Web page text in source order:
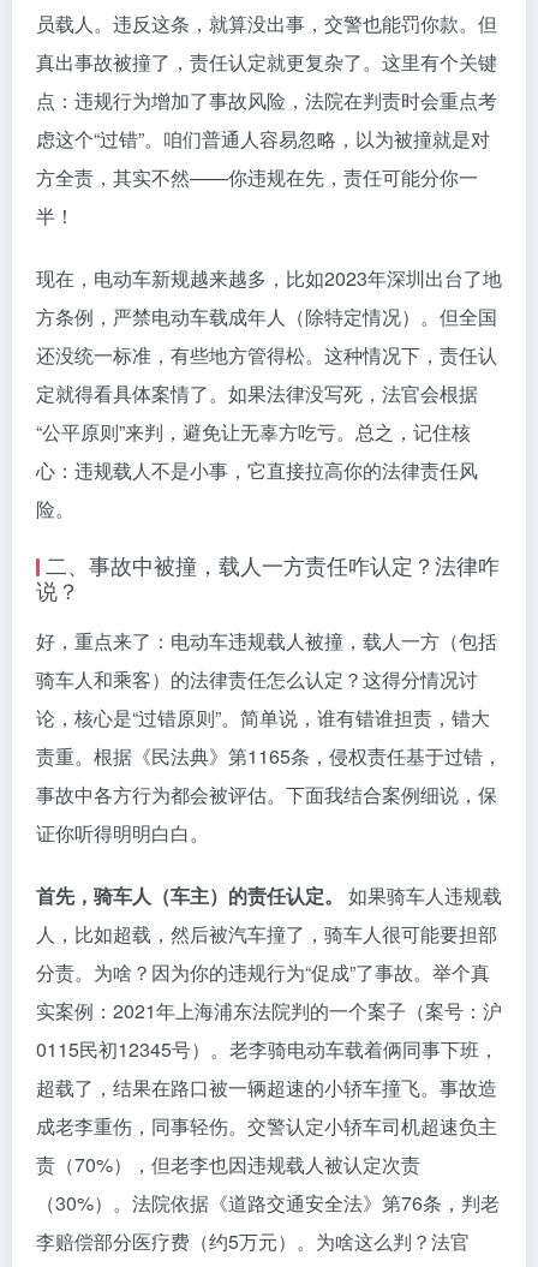
员载人。违反这条，就算没出事，交警也能罚你款。但
真出事故被撞了，责任认定就更复杂了。这里有个关键
点：违规行为增加了事故风险，法院在判责时会重点考
虑这个“过错”。咱们普通人容易忽略，以为被撞就是对
方全责，其实不然——你违规在先，责任可能分你一
半！
现在，电动车新规越来越多，比如2023年深圳出台了地
方条例，严禁电动车载成年人（除特定情况）。但全国
还没统一标准，有些地方管得松。这种情况下，责任认
定就得看具体案情了。如果法律没写死，法官会根据
“公平原则”来判，避免让无辜方吃亏。总之，记住核
心：违规载人不是小事，它直接拉高你的法律责任风
险。
二、事故中被撞，载人一方责任咋认定？法律咋
说？
好，重点来了：电动车违规载人被撞，载人一方（包括
骑车人和乘客）的法律责任怎么认定？这得分情况讨
论，核心是“过错原则”。简单说，谁有错谁担责，错大
责重。根据《民法典》第1165条，侵权责任基于过错，
事故中各方行为都会被评估。下面我结合案例细说，保
证你听得明明白白。
首先，骑车人（车主）的责任认定。
如果骑车人违规载
人，比如超载，然后被汽车撞了，骑车人很可能要担部
分责。为啥？因为你的违规行为“促成”了事故。举个真
实案例：2021年上海浦东法院判的一个案子（案号：沪
0115民初12345号）。老李骑电动车载着俩同事下班，
超载了，结果在路口被一辆超速的小轿车撞飞。事故造
成老李重伤，同事轻伤。交警认定小轿车司机超速负主
责（70%），但老李也因违规载人被认定次责
（30%）。法院依据《道路交通安全法》第76条，判老
李赔偿部分医疗费（约5万元）。为啥这么判？法官